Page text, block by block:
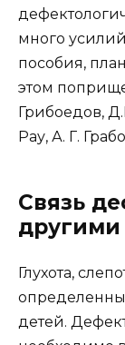
много
пособия,
этом
Грибоедов,
Рау, А. Г.
Связь
другими
Глухота,
детей.